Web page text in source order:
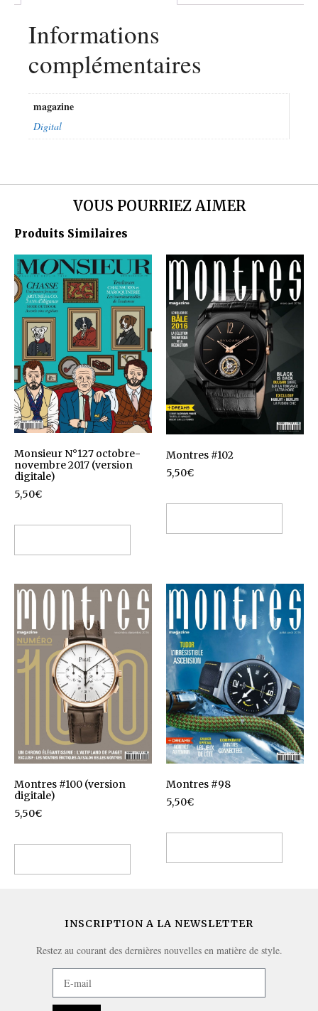
Informations
complémentaires
magazine
Digital
VOUS POURRIEZ AIMER
Produits Similaires
Monsieur N°127 octobre-
novembre 2017 (version
digitale)
5,50€
Montres #102
5,50€
Montres #100 (version
digitale)
5,50€
Montres #98
5,50€
INSCRIPTION A LA NEWSLETTER
Restez au courant des dernières nouvelles en matière de style.